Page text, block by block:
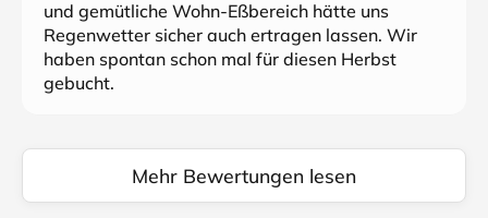
und gemütliche Wohn-Eßbereich hätte uns
Regenwetter sicher auch ertragen lassen. Wir
haben spontan schon mal für diesen Herbst
gebucht.
Mehr Bewertungen lesen